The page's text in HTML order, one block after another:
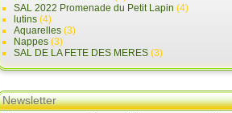
SAL 2022 Promenade du Petit Lapin (4)
lutins (4)
Aquarelles (3)
Nappes (3)
SAL DE LA FETE DES MERES (3)
Newsletter